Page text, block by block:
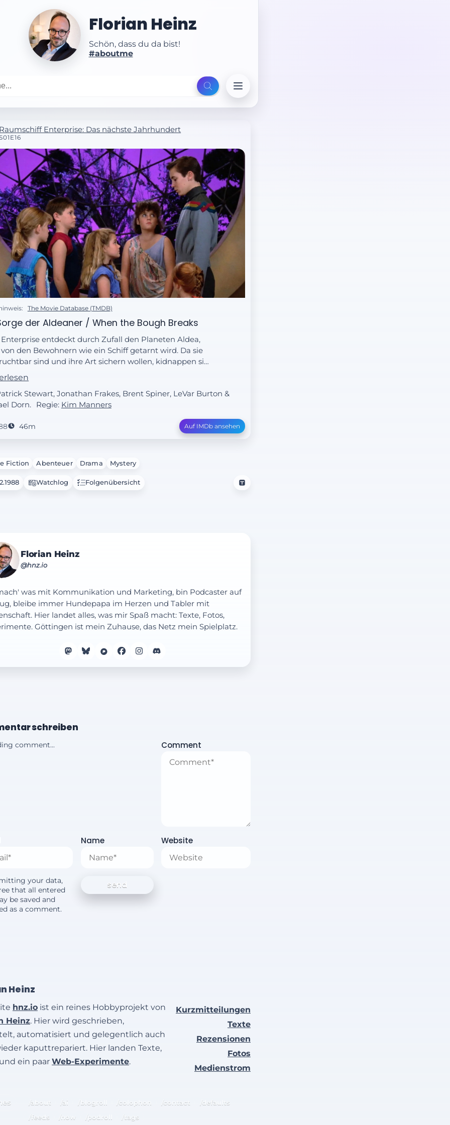
Florian Heinz
Schön, dass du da bist!
#aboutme
Raumschiff Enterprise: Das nächste Jahrhundert
The Movie Database (TMDB)
der Aldeaner / When the Bough Breaks
Enterprise entdeckt durch Zufall den Planeten Aldea,
den Bewohnern wie ein Schiff getarnt wird. Da sie
sind und ihre Art sichern wollen, kidnappen sie
Teil der Enterprisekinder, darunter auch Wesley
Anfangs glauben sie ernsthaft, dass sie die Kinder
könnten. Als dies aber nicht zum Erfolg führt,
sie die Enterprise drei Tagesreisen zurück in den
Stewart, Jonathan Frakes, Brent Spiner, LeVar Burton &
Dorn.
Regie: Kim Manners
46m Auf IMDb ansehen
Fiction Abenteuer Drama Mystery
Watchlog Folgenübersicht
Florian Heinz
@hnz.io
was mit Kommunikation und Marketing, bin Podcaster auf
bleibe immer Hundepapa im Herzen und Tabler mit
Hier landet alles, was mir Spaß macht: Texte, Fotos,
Göttingen ist mein Zuhause, das Netz mein Spielplatz.
schreiben
comment... Comment
Name Website
your data,
that all entered
be saved and
as a comment.
Heinz
hnz.io ist ein reines Hobbyprojekt von
Heinz. Hier wird geschrieben,
automatisiert und gelegentlich auch
kaputtrepariert. Hier landen Texte,
ein paar Web-Experimente.
Kurzmitteilungen
Texte
Rezensionen
Fotos
Medienstrom
/about /ai /blogroll /colophon /contact
/defaults
/feeds
/now /podroll /tags